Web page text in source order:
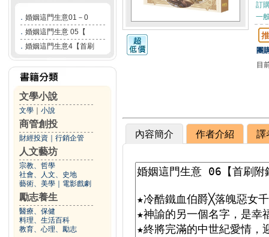
． 婚姻這門生意01－0
． 婚姻這門生意 05【
． 婚姻這門生意4【首刷
文學小說
文學 小說
商管創投
財經投資 行銷企管
人文藝坊
宗教、哲學
社會、人文、史地
藝術、美學
電影戲劇
勵志養生
醫療、保健
料理、生活百科
教育、心理、勵志
訂
一
團
目
內容簡介 作者介紹 譯